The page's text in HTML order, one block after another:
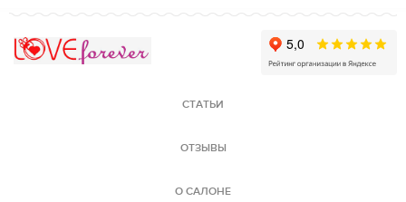
СТАТЬИ
ОТЗЫВЫ
О САЛОНЕ